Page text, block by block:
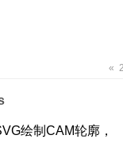
«
绘制CAM轮廓，